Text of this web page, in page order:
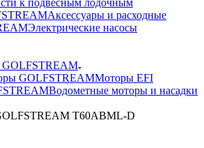
Аксессуары и расходные
Электрические насосы
GOLFSTREAM
GOLFSTREAMМоторы EFI
Водометные моторы и насадки
T60ABML-D